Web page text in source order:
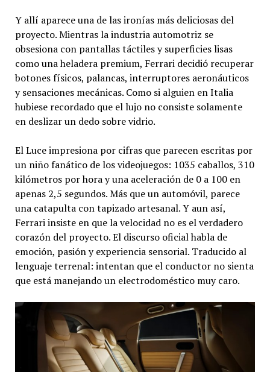
Y allí aparece una de las ironías más deliciosas del
proyecto. Mientras la industria automotriz se
obsesiona con pantallas táctiles y superficies lisas
como una heladera premium, Ferrari decidió recuperar
botones físicos, palancas, interruptores aeronáuticos
y sensaciones mecánicas. Como si alguien en Italia
hubiese recordado que el lujo no consiste solamente
en deslizar un dedo sobre vidrio.
El Luce impresiona por cifras que parecen escritas por
un niño fanático de los videojuegos: 1035 caballos, 310
kilómetros por hora y una aceleración de 0 a 100 en
apenas 2,5 segundos. Más que un automóvil, parece
una catapulta con tapizado artesanal. Y aun así,
Ferrari insiste en que la velocidad no es el verdadero
corazón del proyecto. El discurso oficial habla de
emoción, pasión y experiencia sensorial. Traducido al
lenguaje terrenal: intentan que el conductor no sienta
que está manejando un electrodoméstico muy caro.